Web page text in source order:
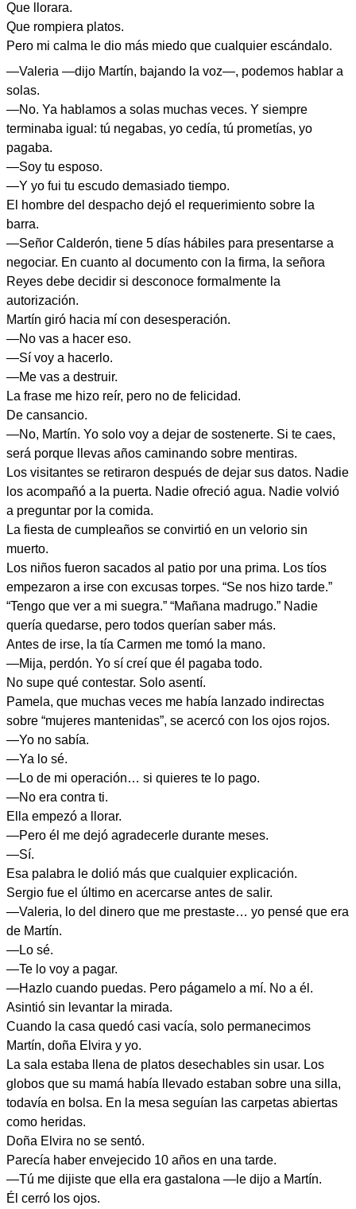
Que llorara.
Que rompiera platos.
Pero mi calma le dio más miedo que cualquier escándalo.
—Valeria —dijo Martín, bajando la voz—, podemos hablar a
solas.
—No. Ya hablamos a solas muchas veces. Y siempre
terminaba igual: tú negabas, yo cedía, tú prometías, yo
pagaba.
—Soy tu esposo.
—Y yo fui tu escudo demasiado tiempo.
El hombre del despacho dejó el requerimiento sobre la
barra.
—Señor Calderón, tiene 5 días hábiles para presentarse a
negociar. En cuanto al documento con la firma, la señora
Reyes debe decidir si desconoce formalmente la
autorización.
Martín giró hacia mí con desesperación.
—No vas a hacer eso.
—Sí voy a hacerlo.
—Me vas a destruir.
La frase me hizo reír, pero no de felicidad.
De cansancio.
—No, Martín. Yo solo voy a dejar de sostenerte. Si te caes,
será porque llevas años caminando sobre mentiras.
Los visitantes se retiraron después de dejar sus datos. Nadie
los acompañó a la puerta. Nadie ofreció agua. Nadie volvió
a preguntar por la comida.
La fiesta de cumpleaños se convirtió en un velorio sin
muerto.
Los niños fueron sacados al patio por una prima. Los tíos
empezaron a irse con excusas torpes. “Se nos hizo tarde.”
“Tengo que ver a mi suegra.” “Mañana madrugo.” Nadie
quería quedarse, pero todos querían saber más.
Antes de irse, la tía Carmen me tomó la mano.
—Mija, perdón. Yo sí creí que él pagaba todo.
No supe qué contestar. Solo asentí.
Pamela, que muchas veces me había lanzado indirectas
sobre “mujeres mantenidas”, se acercó con los ojos rojos.
—Yo no sabía.
—Ya lo sé.
—Lo de mi operación… si quieres te lo pago.
—No era contra ti.
Ella empezó a llorar.
—Pero él me dejó agradecerle durante meses.
—Sí.
Esa palabra le dolió más que cualquier explicación.
Sergio fue el último en acercarse antes de salir.
—Valeria, lo del dinero que me prestaste… yo pensé que era
de Martín.
—Lo sé.
—Te lo voy a pagar.
—Hazlo cuando puedas. Pero págamelo a mí. No a él.
Asintió sin levantar la mirada.
Cuando la casa quedó casi vacía, solo permanecimos
Martín, doña Elvira y yo.
La sala estaba llena de platos desechables sin usar. Los
globos que su mamá había llevado estaban sobre una silla,
todavía en bolsa. En la mesa seguían las carpetas abiertas
como heridas.
Doña Elvira no se sentó.
Parecía haber envejecido 10 años en una tarde.
—Tú me dijiste que ella era gastalona —le dijo a Martín.
Él cerró los ojos.